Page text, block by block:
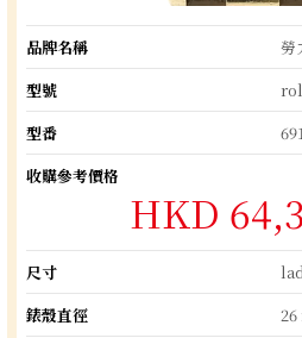
品牌名稱
勞
型號
型番
收購參考價格
HKD
尺寸
錶殼直徑